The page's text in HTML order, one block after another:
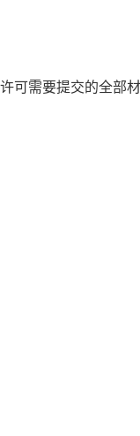
可需要提交的全部材